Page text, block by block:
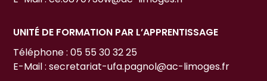
UNITÉ DE FORMATION PAR L’APPRENTISSAGE
Téléphone : 05 55 30 32 25
E-Mail : secretariat-ufa.pagnol@ac-limoges.fr